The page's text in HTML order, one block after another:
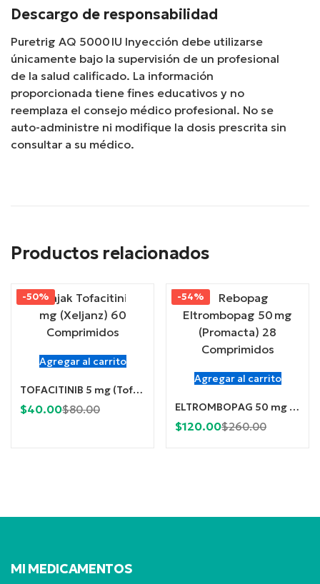
Descargo de responsabilidad
Puretrig AQ 5000 IU Inyección debe utilizarse
únicamente bajo la supervisión de un profesional
de la salud calificado. La información
proporcionada tiene fines educativos y no
reemplaza el consejo médico profesional. No se
auto-administre ni modifique la dosis prescrita sin
consultar a su médico.
Productos relacionados
Agregar al carrito
-50%
TOFACITINIB 5 mg (Tofajak) x 60 Comprimidos
$40.00Current
$80.00Original
Agregar al carrito
-54%
ELTROMBOPAG 50 mg (Rebopag) x 28 Comprimidos
$120.00Current
$260.00Original
MI MEDICAMENTOS